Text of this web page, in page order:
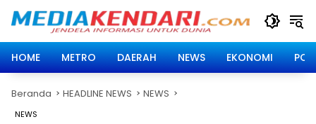
HOME
METRO DAERAH NEWS EKONOMI
Beranda HEADLINE NEWS NEWS
NEWS